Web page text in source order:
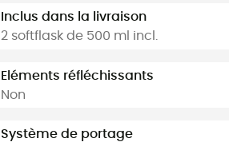
Inclus dans la livraison
2 softflask de 500 ml incl.
Eléments réfléchissants
Non
Système de portage